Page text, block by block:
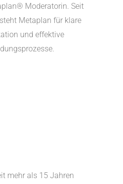
Moderatorin. Seit
Metaplan für klare
und effektive
mehr als 15 Jahren